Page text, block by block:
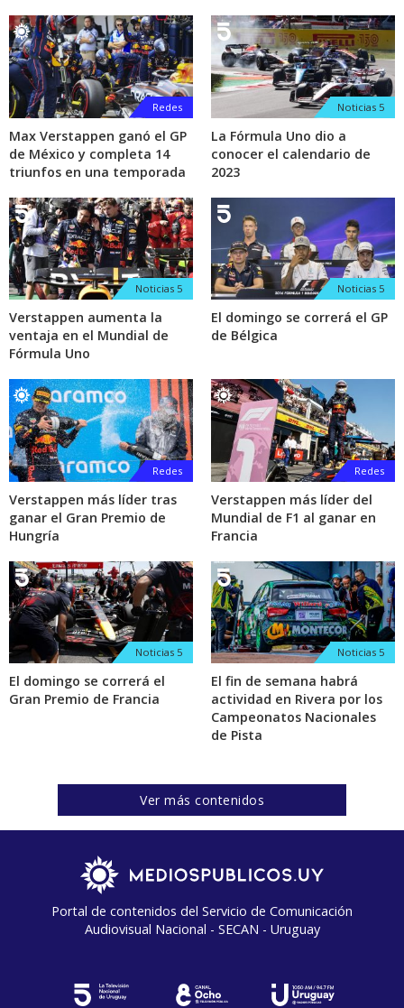
Redes
Max Verstappen ganó el GP
de México y completa 14
triunfos en una temporada
Noticias 5
La Fórmula Uno dio a
conocer el calendario de
2023
Noticias 5
Verstappen aumenta la
ventaja en el Mundial de
Fórmula Uno
Noticias 5
El domingo se correrá el GP
de Bélgica
Redes
Verstappen más líder tras
ganar el Gran Premio de
Hungría
Redes
Verstappen más líder del
Mundial de F1 al ganar en
Francia
Noticias 5
El domingo se correrá el
Gran Premio de Francia
Noticias 5
El fin de semana habrá
actividad en Rivera por los
Campeonatos Nacionales
de Pista
Ver más contenidos
Portal de contenidos del Servicio de Comunicación
Audiovisual Nacional - SECAN - Uruguay